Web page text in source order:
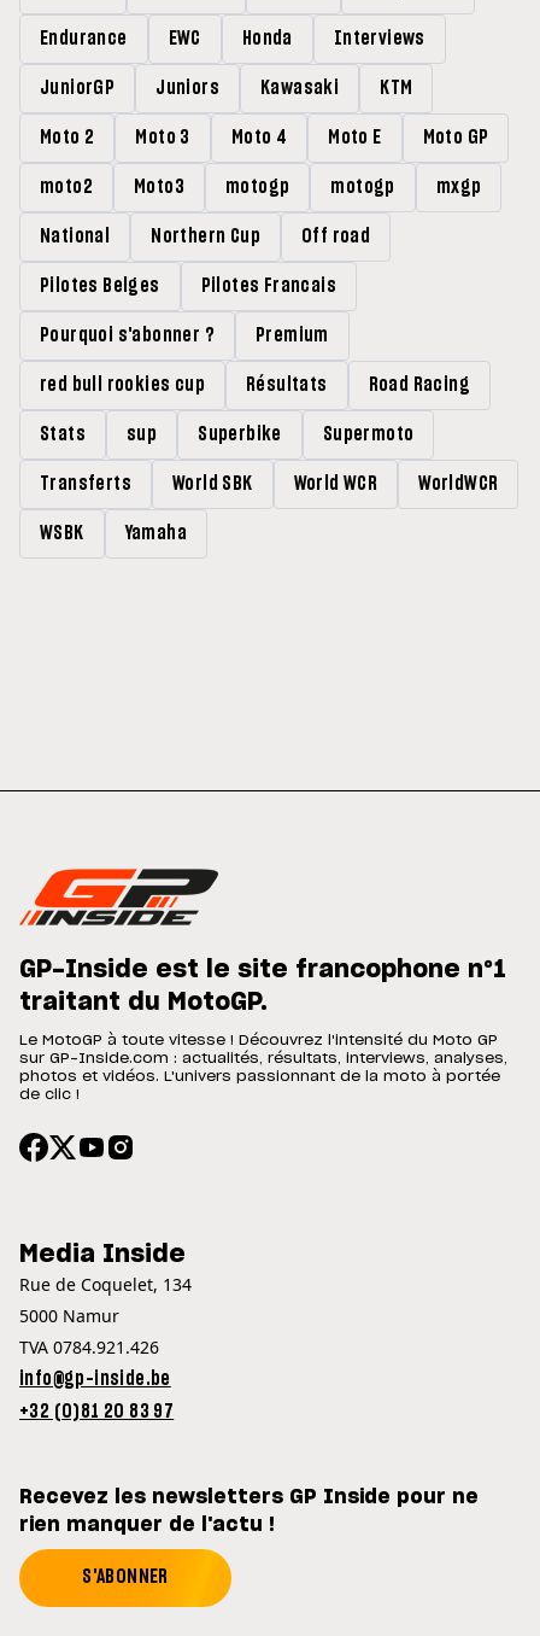
Endurance EWC Honda Interviews
JuniorGP Juniors Kawasaki KTM
Moto 2 Moto 3 Moto 4 Moto E Moto GP
moto2 Moto3 motogp motogp mxgp
National Northern Cup Off road
Pilotes Belges Pilotes Francais
Pourquoi s'abonner ? Premium
red bull rookies cup Résultats Road Racing
Stats sup Superbike Supermoto
Transferts World SBK World WCR WorldWCR
WSBK Yamaha
GP-Inside est le site francophone n°1
traitant du MotoGP.
Le MotoGP à toute vitesse ! Découvrez l'intensité du Moto GP
sur GP-Inside.com : actualités, résultats, interviews, analyses,
photos et vidéos. L'univers passionnant de la moto à portée
de clic !
Media Inside
Rue de Coquelet, 134
5000 Namur
TVA 0784.921.426
info@gp-inside.be
+32 (0)81 20 83 97
Recevez les newsletters GP Inside pour ne
rien manquer de l'actu !
S'ABONNER